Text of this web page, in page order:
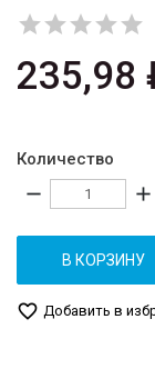

235,98
Количество
remove add
В КОРЗИНУ
favorite_border Добавить в